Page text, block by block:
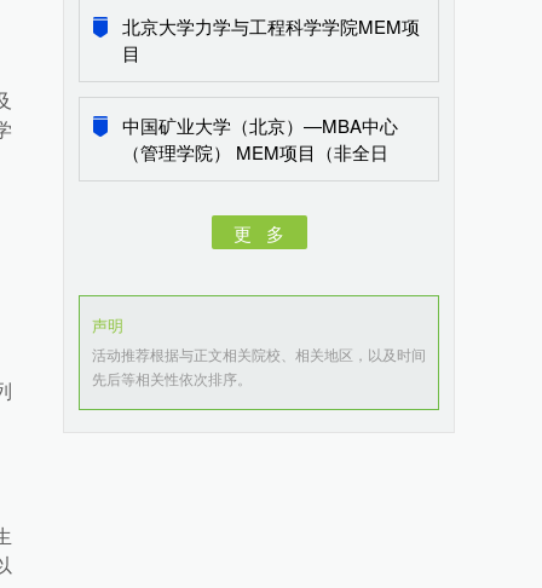
北京大学力学与工程科学学院MEM项
目
中国矿业大学（北京）—MBA中心
（管理学院） MEM项目（非全日
制）
更 多
声明
活动推荐根据与正文相关院校、相关地区，以及时间
先后等相关性依次排序。